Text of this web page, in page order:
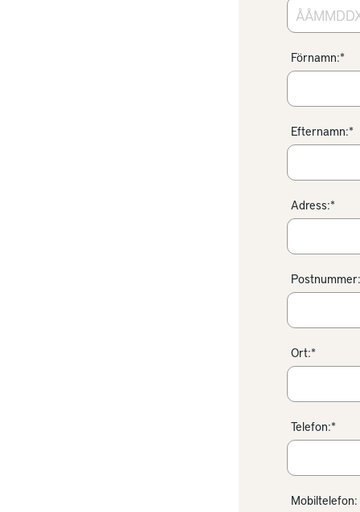
Förnamn:*
Efternamn:*
Adress:*
Ort:*
Telefon:*
Mobiltelefon: